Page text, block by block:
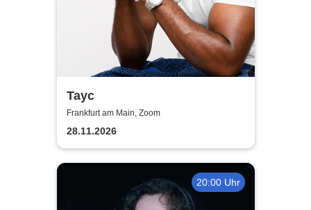
Tayc
Frankfurt am Main, Zoom
28.11.2026
20:00 Uhr